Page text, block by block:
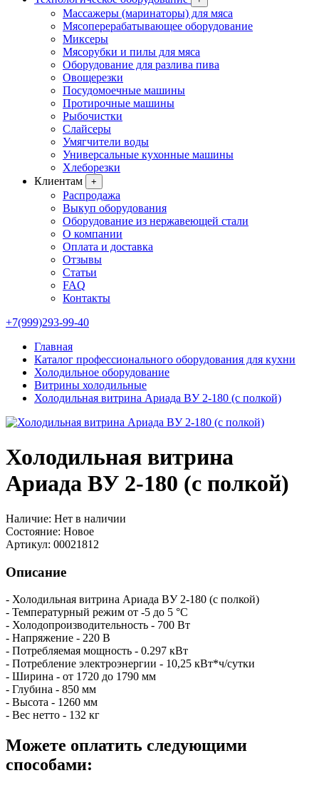
Массажеры (маринаторы) для мяса
Мясоперерабатывающее оборудование
Миксеры
Мясорубки и пилы для мяса
Оборудование для разлива пива
Овощерезки
Посудомоечные машины
Протирочные машины
Рыбочистки
Слайсеры
Умягчители воды
Универсальные кухонные машины
Хлеборезки
Клиентам
+
Распродажа
Выкуп оборудования
Оборудование из нержавеющей стали
О компании
Оплата и доставка
Отзывы
Статьи
FAQ
Контакты
+7(999)293-99-40
Главная
Каталог профессионального оборудования для кухни
Холодильное оборудование
Витрины холодильные
Холодильная витрина Ариада BУ 2-180 (с полкой)
Холодильная витрина
Ариада BУ 2-180 (с полкой)
Наличие: Нет в наличии
Состояние: Новое
Артикул: 00021812
Описание
- Холодильная витрина Ариада BУ 2-180 (с полкой)
- Температурный режим от -5 до 5 °C
- Холодопроизводительность - 700 Вт
- Напряжение - 220 В
- Потребляемая мощность - 0.297 кВт
- Потребление электроэнергии - 10,25 кВт*ч/сутки
- Ширина - от 1720 до 1790 мм
- Глубина - 850 мм
- Высота - 1260 мм
- Вес нетто - 132 кг
Можете оплатить следующими
способами: